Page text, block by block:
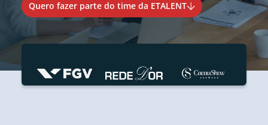
Quero fazer parte do time da ETALENT